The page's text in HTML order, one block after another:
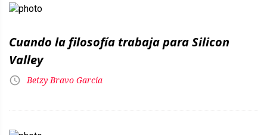
Cuando la filosofía trabaja para Silicon
Valley
Betzy Bravo García